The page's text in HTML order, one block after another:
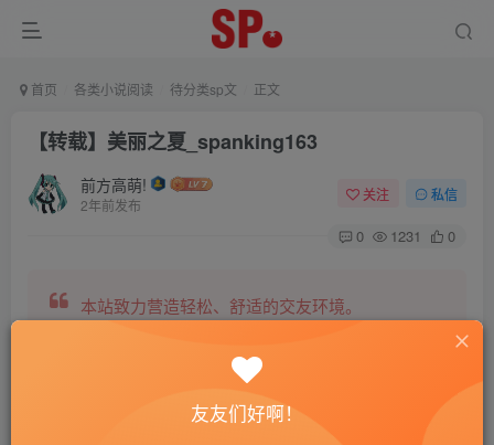
首页 各类小说阅读 待分类sp文 正文
【转载】美丽之夏_spanking163
前方高萌!
2年前发布
关注 私信
0 1231 0
本站致力营造轻松、舒适的交友环境。
另有小说阅读站点，网罗包括训诫文、腐文在内的
友友们好啊！